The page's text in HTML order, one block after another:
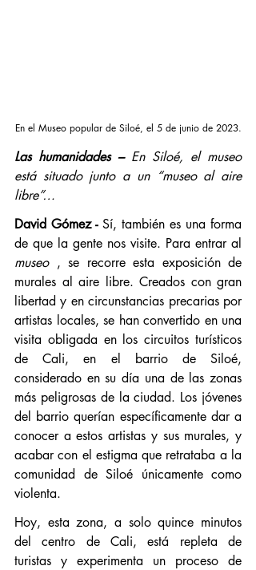
En el Museo popular de Siloé, el 5 de junio de 2023.
Las humanidades – En Siloé, el museo
está situado junto a un “museo al aire
libre”…
David Gómez - Sí, también es una forma
museo , se recorre esta exposición de
murales al aire libre. Creados con gran
libertad y en circunstancias precarias por
artistas locales, se han convertido en una
visita obligada en los circuitos turísticos
de Cali, en el barrio de Siloé,
considerado en su día una de las zonas
más peligrosas de la ciudad. Los jóvenes
del barrio querían específicamente dar a
conocer a estos artistas y sus murales, y
acabar con el estigma que retrataba a la
comunidad de Siloé únicamente como
violenta.
Hoy, esta zona, a solo quince minutos
del centro de Cali, está repleta de
turistas y experimenta un proceso de